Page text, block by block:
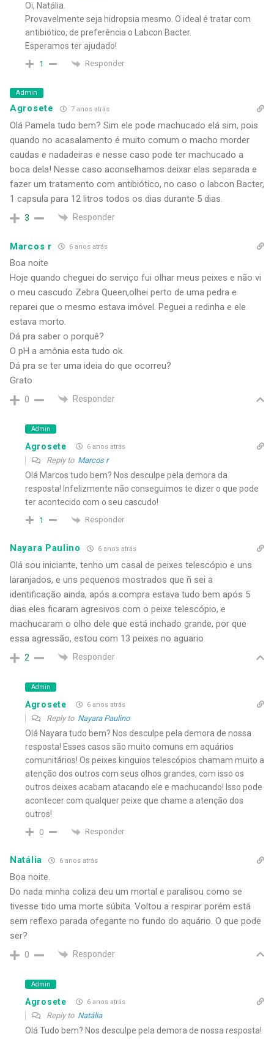
Oi, Natália.
Provavelmente seja hidropsia mesmo. O ideal é tratar com
antibiótico, de preferência o Labcon Bacter.
Esperamos ter ajudado!
1 Responder
Admin
Agrosete 7 anos atrás
Olá Pamela tudo bem? Sim ele pode machucado elá sim, pois
quando no acasalamento é muito comum o macho morder
caudas e nadadeiras e nesse caso pode ter machucado a
boca dela! Nesse caso aconselhamos deixar elas separada e
fazer um tratamento com antibiótico, no caso o labcon Bacter,
1 capsula para 12 litros todos os dias durante 5 dias.
3 Responder
Marcos r 6 anos atrás
Boa noite
Hoje quando cheguei do serviço fui olhar meus peixes e não vi
o meu cascudo Zebra Queen,olhei perto de uma pedra e
reparei que o mesmo estava imóvel. Peguei a redinha e ele
estava morto.
Dá pra saber o porquê?
O pH a amônia esta tudo ok.
Dá pra se ter uma ideia do que ocorreu?
Grato
0 Responder
Admin
Agrosete 6 anos atrás
Reply to Marcos r
Olá Marcos tudo bem? Nos desculpe pela demora da
resposta! Infelizmente não conseguimos te dizer o que pode
ter acontecido com o seu cascudo!
1 Responder
Nayara Paulino 6 anos atrás
Olá sou iniciante, tenho um casal de peixes telescópio e uns
laranjados, e uns pequenos mostrados que ñ sei a
identificação ainda, após a.compra estava tudo bem após 5
dias eles ficaram agresivos com o peixe telescópio, e
machucaram o olho dele que está inchado grande, por que
essa agressão, estou com 13 peixes no aguario
2 Responder
Admin
Agrosete 6 anos atrás
Reply to Nayara Paulino
Olá Nayara tudo bem? Nos desculpe pela demora de nossa
resposta! Esses casos são muito comuns em aquários
comunitários! Os peixes kinguios telescópios chamam muito a
atenção dos outros com seus olhos grandes, com isso os
outros deixes acabam atacando ele e machucando! Isso pode
acontecer com qualquer peixe que chame a atenção dos
outros!
0 Responder
Natália 6 anos atrás
Boa noite.
Do nada minha coliza deu um mortal e paralisou como se
tivesse tido uma morte súbita. Voltou a respirar porém está
sem reflexo parada ofegante no fundo do aquário. O que pode
ser?
0 Responder
Admin
Agrosete 6 anos atrás
Reply to Natália
Olá Tudo bem? Nos desculpe pela demora de nossa resposta!